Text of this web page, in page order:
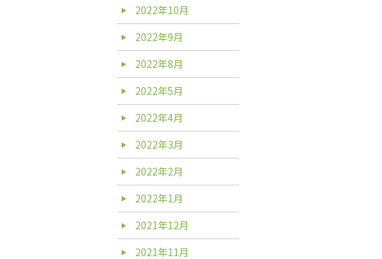
2022年10月
2022年9月
2022年8月
2022年5月
2022年4月
2022年3月
2022年2月
2022年1月
2021年12月
2021年11月